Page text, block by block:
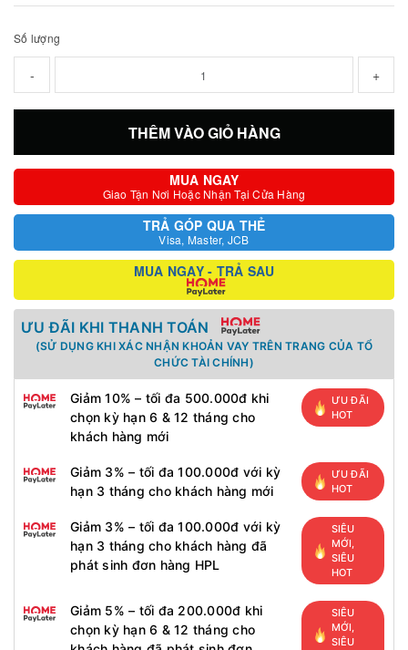
Số lượng
- +
THÊM VÀO GIỎ HÀNG
MUA NGAY
Giao Tận Nơi Hoặc Nhận Tại Cửa Hàng
TRẢ GÓP QUA THẺ
Visa, Master, JCB
MUA NGAY - TRẢ SAU
ƯU ĐÃI KHI THANH TOÁN
(SỬ DỤNG KHI XÁC NHẬN KHOẢN VAY TRÊN TRANG CỦA TỔ
CHỨC TÀI CHÍNH)
Giảm 10% – tối đa 500.000đ khi
chọn kỳ hạn 6 & 12 tháng cho
khách hàng mới
ƯU ĐÃI
HOT
Giảm 3% – tối đa 100.000đ với kỳ
hạn 3 tháng cho khách hàng mới
ƯU ĐÃI
HOT
Giảm 3% – tối đa 100.000đ với kỳ
hạn 3 tháng cho khách hàng đã
phát sinh đơn hàng HPL
SIÊU
MỚI,
SIÊU
HOT
Giảm 5% – tối đa 200.000đ khi
chọn kỳ hạn 6 & 12 tháng cho
SIÊU
MỚI,
SIÊU